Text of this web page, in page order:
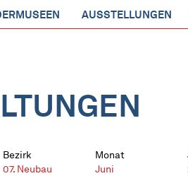
AUSSTELLUNGEN
Bezirk
07. Neubau
Monat
Juni